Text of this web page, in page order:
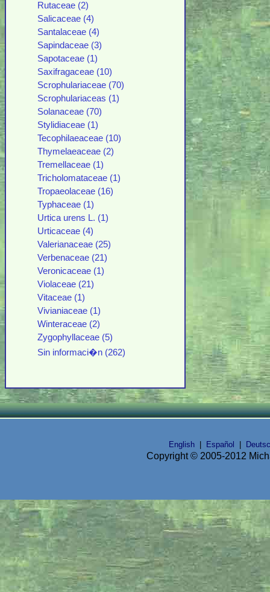
Rutaceae (2)
Salicaceae (4)
Santalaceae (4)
Sapindaceae (3)
Sapotaceae (1)
Saxifragaceae (10)
Scrophulariaceae (70)
Scrophulariaceas (1)
Solanaceae (70)
Stylidiaceae (1)
Tecophilaeaceae (10)
Thymelaeaceae (2)
Tremellaceae (1)
Tricholomataceae (1)
Tropaeolaceae (16)
Typhaceae (1)
Urtica urens L. (1)
Urticaceae (4)
Valerianaceae (25)
Verbenaceae (21)
Veronicaceae (1)
Violaceae (21)
Vitaceae (1)
Vivianiaceae (1)
Winteraceae (2)
Zygophyllaceae (5)
Sin informaci�n (262)
English Español
Copyright © 2005-2012